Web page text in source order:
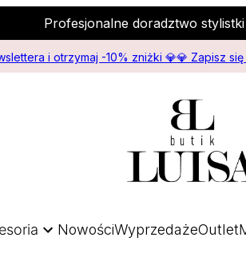
Profesjonalne doradztwo stylistki
i otrzymaj -10% zniżki 💎💎 Zapisz
NowościWyprzedażeOutlet